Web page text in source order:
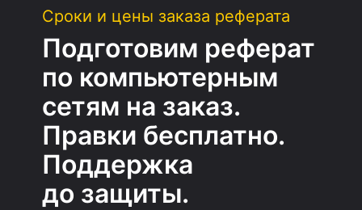
Сроки и цены заказа реферата
Подготовим реферат
по компьютерным
сетям на заказ.
Правки бесплатно.
Поддержка
до защиты.